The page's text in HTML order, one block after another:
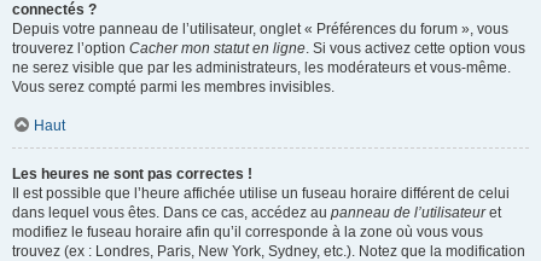
connectés ?
Depuis votre panneau de l’utilisateur, onglet « Préférences du forum », vous
trouverez l’option Cacher mon statut en ligne. Si vous activez cette option vous
ne serez visible que par les administrateurs, les modérateurs et vous-même.
Vous serez compté parmi les membres invisibles.
Haut
Les heures ne sont pas correctes !
Il est possible que l’heure affichée utilise un fuseau horaire différent de celui
dans lequel vous êtes. Dans ce cas, accédez au panneau de l’utilisateuret
modifiez le fuseau horaire afin qu’il corresponde à la zone où vous vous
trouvez (ex : Londres, Paris, New York, Sydney, etc.). Notez que la modification